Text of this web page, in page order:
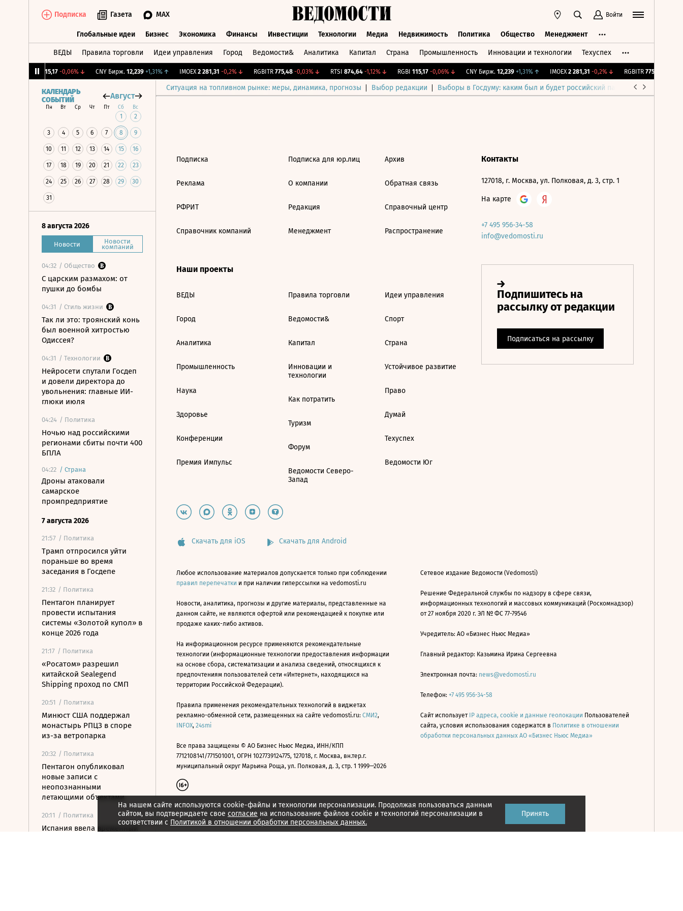
Подписка Газета MAX Войти
Глобальные идеи Бизнес Экономика Финансы Инвестиции Технологии Медиа Недвижимость Политика Общество Менеджмент
ВЕДЫ Правила торговли Идеи управления Город Ведомости& Аналитика Капитал Страна Промышленность Инновации и технологии Техуспех
115,17 -0,06%↓ CNY Бирж. 12,239 +1,31%↑ IMOEX 2 281,31 -0,2%↓ RGBITR 775,48 -0,03%↓ RTSI 874,64 -1,12%↓ RGBI 115,17 -0,06%↓ CNY Бирж. 12,239 +1,31%↑ IMOEX 2 281,31 -0,2%↓ RGBITR 775,48
Ситуация на топливном рынке: меры, динамика, прогнозы Выбор редакции Выборы в Госдуму: каким был и будет российский парламент
КАЛЕНДАРЬ
СОБЫТИЙ
Август
Пн Вт Ср Чт Пт Сб Вс
1 2
3 4 5 6 7 8 9
10 11 12 13 14 15 16
17 18 19 20 21 22 23
24 25 26 27 28 29 30
31
8 августа 2026
Новости Новости
компаний
04:32 / Общество
С царским размахом: от
пушки до бомбы
04:31 / Стиль жизни
Так ли это: троянский конь
был военной хитростью
Одиссея?
04:31 / Технологии
Нейросети спутали Госдеп
и довели директора до
увольнения: главные ИИ-
глюки июля
04:24 / Политика
Ночью над российскими
регионами сбиты почти 400
БПЛА
04:22 / Страна
Дроны атаковали
самарское
промпредприятие
7 августа 2026
21:57 / Политика
Трамп отпросился уйти
пораньше во время
заседания в Госдепе
21:32 / Политика
Пентагон планирует
провести испытания
системы «Золотой купол» в
конце 2026 года
21:17 / Политика
«Росатом» разрешил
китайской Sealegend
Shipping проход по СМП
20:51 / Политика
Минюст США поддержал
монастырь РПЦЗ в споре
из-за ветропарка
20:32 / Политика
Пентагон опубликовал
новые записи с
неопознанными
летающими объектами
20:11 / Политика
Испания ввела временный
На нашем сайте используются cookie-файлы и технологии персонализации. Продолжая пользоваться данным
сайтом, вы подтверждаете свое согласие на использование файлов cookie и технологий персонализации в
соответствии с Политикой в отношении обработки персональных данных.
Принять
Подписка
Реклама
РФРИТ
Справочник компаний
Подписка для юр.лиц
О компании
Редакция
Менеджмент
Архив
Обратная связь
Справочный центр
Распространение
Наши проекты
ВЕДЫ
Город
Аналитика
Промышленность
Наука
Здоровье
Конференции
Премия Импульс
Правила торговли
Ведомости&
Капитал
Инновации и
технологии
Как потратить
Туризм
Форум
Ведомости Северо-
Запад
Идеи управления
Спорт
Страна
Устойчивое развитие
Право
Думай
Техуспех
Ведомости Юг
Контакты
127018, г. Москва, ул. Полковая, д. 3, стр. 1
На карте
+7 495 956-34-58
info@vedomosti.ru
Скачать для iOS Скачать для Android
Любое использование материалов допускается только при соблюдении
правил перепечатки и при наличии гиперссылки на vedomosti.ru
Новости, аналитика, прогнозы и другие материалы, представленные на
данном сайте, не являются офертой или рекомендацией к покупке или
продаже каких-либо активов.
На информационном ресурсе применяются рекомендательные
технологии (информационные технологии предоставления информации
на основе сбора, систематизации и анализа сведений, относящихся к
предпочтениям пользователей сети «Интернет», находящихся на
территории Российской Федерации).
Правила применения рекомендательных технологий в виджетах
рекламно-обменной сети, размещенных на сайте vedomosti.ru: СМИ2,
INFOX, 24smi
Все права защищены © АО Бизнес Ньюс Медиа, ИНН/КПП
7712108141/771501001, ОГРН 1027739124775, 127018, г. Москва, вн.тер.г.
муниципальный округ Марьина Роща, ул. Полковая, д. 3, стр. 1 1999—2026
Сетевое издание Ведомости (Vedomosti)
Решение Федеральной службы по надзору в сфере связи,
информационных технологий и массовых коммуникаций (Роскомнадзор)
от 27 ноября 2020 г. ЭЛ № ФС 77-79546
Учредитель: АО «Бизнес Ньюс Медиа»
Главный редактор: Казьмина Ирина Сергеевна
Электронная почта: news@vedomosti.ru
Телефон: +7 495 956-34-58
Сайт использует IP адреса, cookie и данные геолокации Пользователей
сайта, условия использования содержатся в Политике в отношении
обработки персональных данных АО «Бизнес Ньюс Медиа»